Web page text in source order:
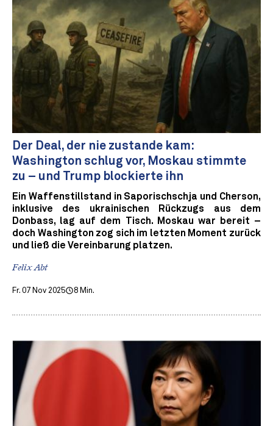
Der Deal, der nie zustande kam:
Washington schlug vor, Moskau stimmte
zu – und Trump blockierte ihn
Ein Waffenstillstand in Saporischschja und Cherson,
inklusive des ukrainischen Rückzugs aus dem
Donbass, lag auf dem Tisch. Moskau war bereit –
doch Washington zog sich im letzten Moment zurück
und ließ die Vereinbarung platzen.
Felix Abt
Fr. 07 Nov 2025 8 Min.